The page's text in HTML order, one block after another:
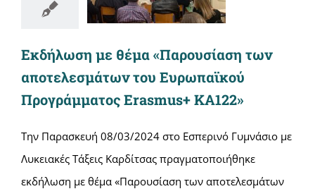
Εκδήλωση με θέμα «Παρουσίαση των
αποτελεσμάτων του Ευρωπαϊκού
Προγράμματος Erasmus+ ΚΑ122»
Την Παρασκευή 08/03/2024 στο Εσπερινό Γυμνάσιο με
Λυκειακές Τάξεις Καρδίτσας πραγματοποιήθηκε
εκδήλωση με θέμα «Παρουσίαση των αποτελεσμάτων